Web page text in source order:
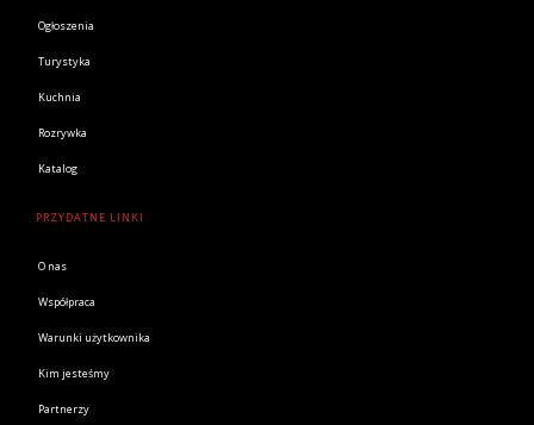
Ogłoszenia
Turystyka
Kuchnia
Rozrywka
Katalog
PRZYDATNE LINKI
O nas
Współpraca
Warunki użytkownika
Kim jesteśmy
Partnerzy